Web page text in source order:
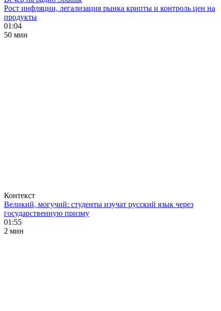
Рост инфляции, легализация рынка крипты и контроль цен на
продукты
01:04
50 мин
Контекст
Великий, могучий: студенты изучат русский язык через
государственную призму
01:55
2 мин